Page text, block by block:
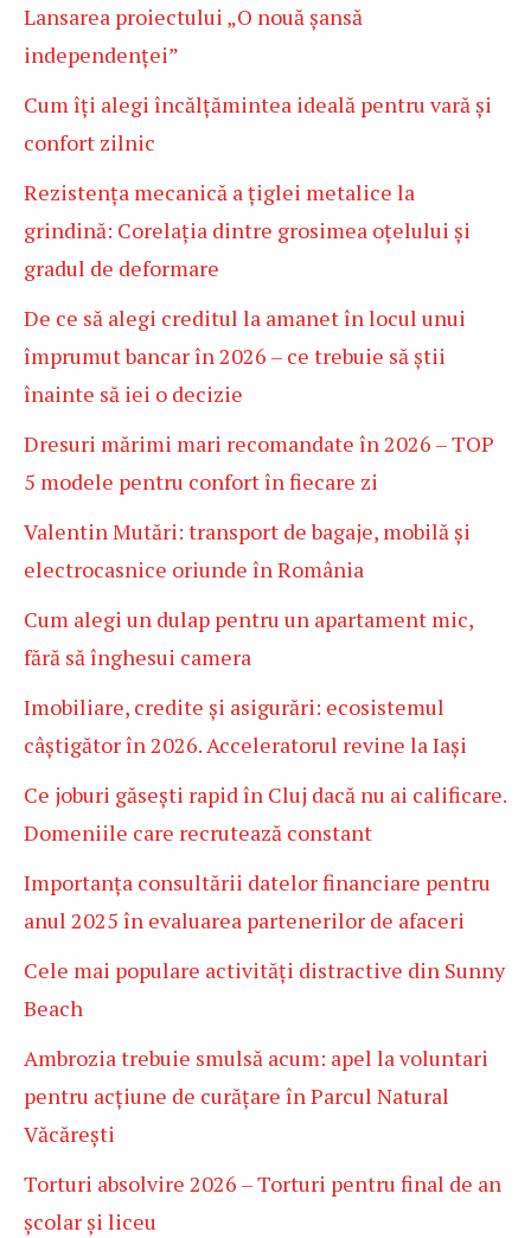
Lansarea proiectului „O nouă șansă
independenței”
Cum îți alegi încălțămintea ideală pentru vară și
confort zilnic
Rezistența mecanică a țiglei metalice la
grindină: Corelația dintre grosimea oțelului și
gradul de deformare
De ce să alegi creditul la amanet în locul unui
împrumut bancar în 2026 – ce trebuie să știi
înainte să iei o decizie
Dresuri mărimi mari recomandate în 2026 – TOP
5 modele pentru confort în fiecare zi
Valentin Mutări: transport de bagaje, mobilă și
electrocasnice oriunde în România
Cum alegi un dulap pentru un apartament mic,
fără să înghesui camera
Imobiliare, credite și asigurări: ecosistemul
câștigător în 2026. Acceleratorul revine la Iași
Ce joburi găsești rapid în Cluj dacă nu ai calificare.
Domeniile care recrutează constant
Importanța consultării datelor financiare pentru
anul 2025 în evaluarea partenerilor de afaceri
Cele mai populare activități distractive din Sunny
Beach
Ambrozia trebuie smulsă acum: apel la voluntari
pentru acțiune de curățare în Parcul Natural
Văcărești
Torturi absolvire 2026 – Torturi pentru final de an
școlar și liceu